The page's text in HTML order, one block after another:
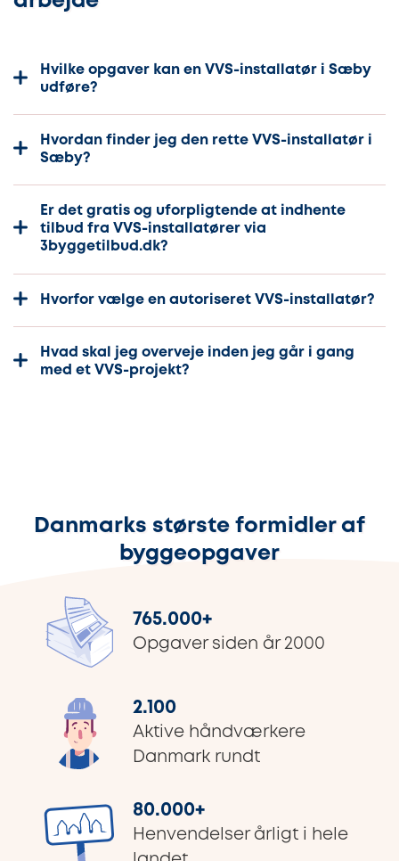
Hvilke opgaver kan en VVS-installatør i Sæby
udføre?
Hvordan finder jeg den rette VVS-installatør i
Sæby?
Er det gratis og uforpligtende at indhente
tilbud fra VVS-installatører via
3byggetilbud.dk?
Hvorfor vælge en autoriseret VVS-installatør?
Hvad skal jeg overveje inden jeg går i gang
med et VVS-projekt?
Danmarks største formidler af
byggeopgaver
765.000+
Opgaver siden år 2000
2.100
Aktive håndværkere
Danmark rundt
80.000+
Henvendelser årligt i hele